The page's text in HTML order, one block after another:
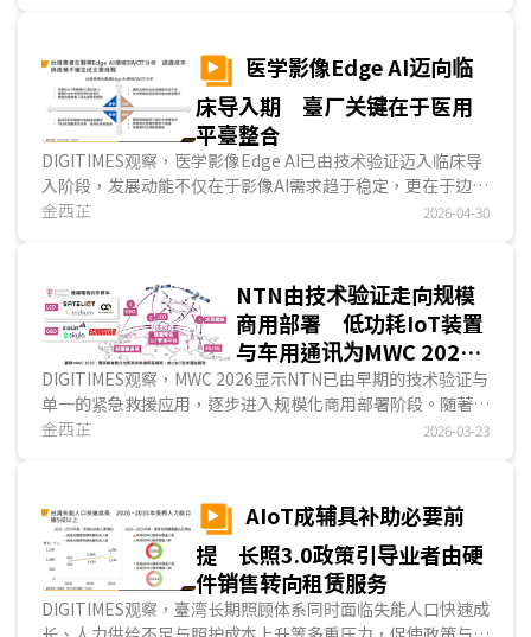
什么程度，取决于业者在冲突爆发前已累积的架构投资，而非
冲突发生后能紧急调动的资源。...医学影像Edge AI迈向临
床导入期 臺厂关键在于医用
平臺整合
DIGITIMES观察，医学影像Edge AI已由技术验证迈入临床导
入阶段，发展动能不仅在于影像AI需求趋于稳定，更在于边缘
推论有效缩短急重症决策时间，推动医疗影像系统转向實時处
础；然而医材认证与系统整合的法规要求，仍是目前推动商用
化最主要的障碍。...
金西芷 2026-04-30
NTN由技术验证走向规模
商用部署 低功耗IoT装置
与车用通讯为MWC 2026
展出焦点
DIGITIMES观察，MWC 2026显示NTN已由早期的技术验证与
单一的紧急救援应用，逐步进入规模化商用部署阶段。随著
3GPP Release 17/18标准逐步落地，NTN技术开始进入与蜂
金西芷 2026-03-23
AIoT成辅具补助必要前
提 长照3.0政策引导业者由硬
件销售转向租赁服务
DIGITIMES观察，臺湾长期照顾体系同时面临失能人口快速成